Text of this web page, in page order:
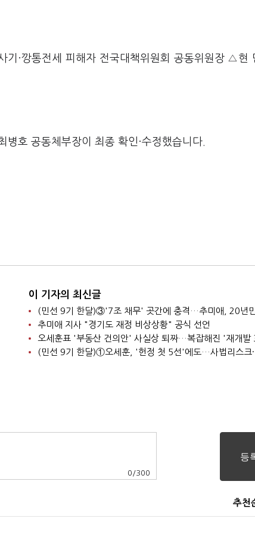
·깡통전세 피해자 전국대책위원회 공동위원장 △현
호 공동체부장이 최종 확인·수정했습니다.
이 기자의 최신글
추미애 지사 "경기도 재정 비상상황" 공식 선언
0 /300
추천